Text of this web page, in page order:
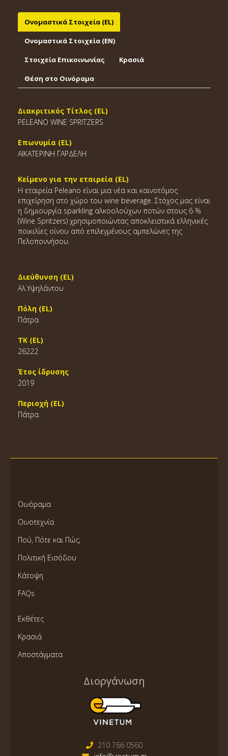
Ονομαστικά Στοιχεία (EL)
Ονομαστικά Στοιχεία (EΝ)
Στοιχεία Επικοινωνίας Κρασιά
Θέση στο Οινόραμα
Διακριτικός Τίτλος (EL)
PELEANO WINE SPRITZERS
Επωνυμία (EL)
ΑΙΚΑΤΕΡΙΝΗ ΓΑΡΔΕΛΗ
Κείμενο για την εταιρεία (EL)
Η εταιρεία Peleano είναι μια νέα και καινοτόμος
επιχείρηση στο χώρο του wine beverage. Στόχος μας είναι
η δημιουργία sparkling αλκοολούχων ποτών στους 6 %
(Wine Spritzers) χρησιμοποιώντας αποκλειστικά ελληνικές
ποικιλίες οίνου από επιλεγμένους αμπελώνες της
Πελοποννήσου.
Διεύθυνση (EL)
Αλ.Υψηλάντου
Πόλη (EL)
Πάτρα
ΤΚ (EL)
26222
Έτος ίδρυσης
2019
Περιοχή (EL)
Πάτρα
Οινόραμα
Οινοτεχνία
Πού, Πότε και Πώς;
Πολιτική Εισόδου
Κάτοψη
FAQs
Εκθέτες
Κρασιά
Αποστάγματα
Διοργάνωση
210 766 0560